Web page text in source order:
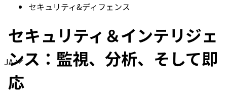
Choisir la langue
JA
セキュリティ&ディフェンス
セキュリティ＆インテリジェ
ンス：監視、分析、そして即
応